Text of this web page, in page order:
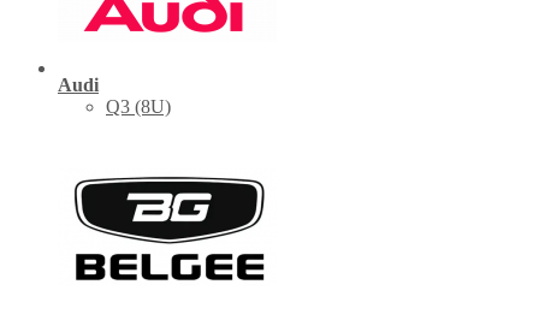
Audi
Q3 (8U)